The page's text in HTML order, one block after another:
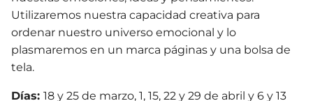
Utilizaremos nuestra capacidad creativa para
ordenar nuestro universo emocional y lo
plasmaremos en un marca páginas y una bolsa de
tela.
Días: 18 y 25 de marzo, 1, 15, 22 y 29 de abril y 6 y 13